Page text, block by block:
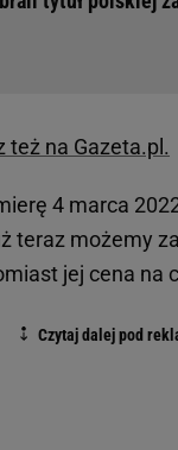
też na Gazeta.pl.
4 marca
teraz możemy
jej cena na